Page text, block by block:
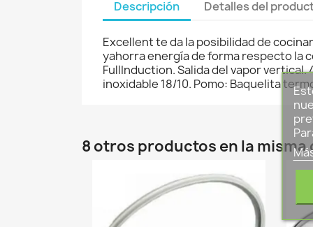
Descripción Detalles del
Excellent te da la posibilidad de
yahorra energía de forma respecto la
FullInduction. Salida del vapor
inoxidable 18/10. Pomo: Baquelita
8 otros productos en la